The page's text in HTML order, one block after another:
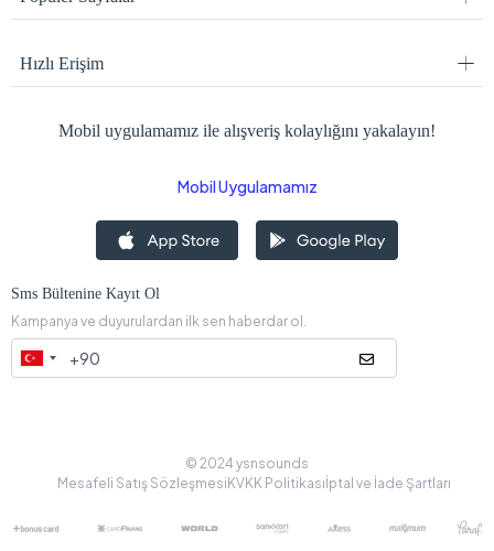
Hızlı Erişim
Mobil uygulamamız ile alışveriş kolaylığını yakalayın!
Mobil Uygulamamız
Sms Bültenine Kayıt Ol
Kampanya ve duyurulardan ilk sen haberdar ol.
© 2024 ysnsounds
Mesafeli Satış SözleşmesiKVKK Politikasıİptal ve İade Şartları